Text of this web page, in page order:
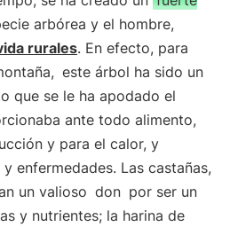
arbórea y el hombre,
rurales. En efecto, para
este árbol ha sido un
que se le ha apodado el
ante todo alimento,
y para el calor, y
enfermedades. Las castañas,
un valioso don por ser un
y nutrientes; la harina de